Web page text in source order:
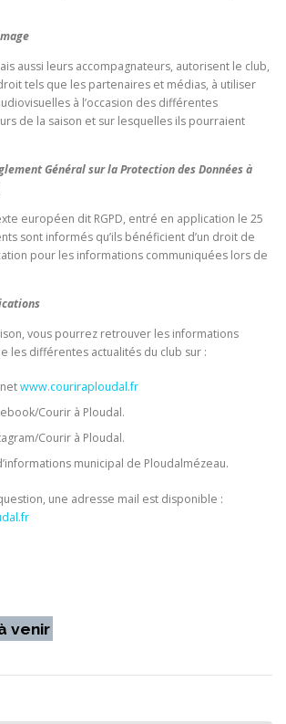
aussi leurs accompagnateurs, autorisent le club,
tels que les partenaires et médias, à utiliser
à l’occasion des différentes
de la saison et sur lesquelles ils pourraient
Général sur la Protection des Données à
européen dit RGPD, entré en application le 25
sont informés qu’ils bénéficient d’un droit de
pour les informations communiquées lors de
vous pourrez retrouver les informations
les différentes actualités du club sur :
www.couriraploudal.fr
Courir à Ploudal.
Courir à Ploudal.
municipal de Ploudalmézeau.
une adresse mail est disponible :
venir